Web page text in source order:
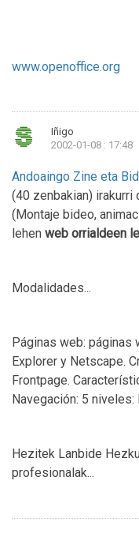
www.openoffice.org
Iñigo
2002-01-08 : 17:48
Andoaingo Zine eta
(40 zenbakian) irakurri
(Montaje bideo,
lehen web orrialdeen
Modalidades...
Páginas web:
Explorer y Netscape.
Frontpage.
Navegación: 5
Hezitek Lanbide
profesionalak...